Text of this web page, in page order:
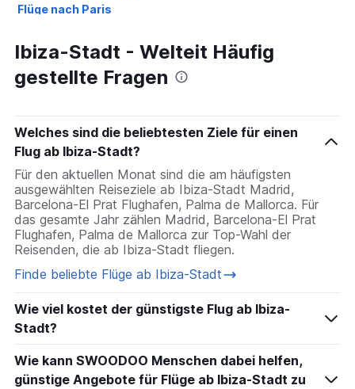
Flüge nach Paris
Flüge nach New York
Flüge nach Ankara
Ibiza-Stadt - Welteit Häufig
gestellte Fragen
Welches sind die beliebtesten Ziele für einen
Flug ab Ibiza-Stadt?
Für den aktuellen Monat sind die am häufigsten
ausgewählten Reiseziele ab Ibiza-Stadt Madrid,
Barcelona-El Prat Flughafen, Palma de Mallorca. Für
das gesamte Jahr zählen Madrid, Barcelona-El Prat
Flughafen, Palma de Mallorca zur Top-Wahl der
Reisenden, die ab Ibiza-Stadt fliegen.
Finde beliebte Flüge ab Ibiza-Stadt
Wie viel kostet der günstigste Flug ab Ibiza-
Stadt?
Wie kann SWOODOO Menschen dabei helfen,
günstige Angebote für Flüge ab Ibiza-Stadt zu